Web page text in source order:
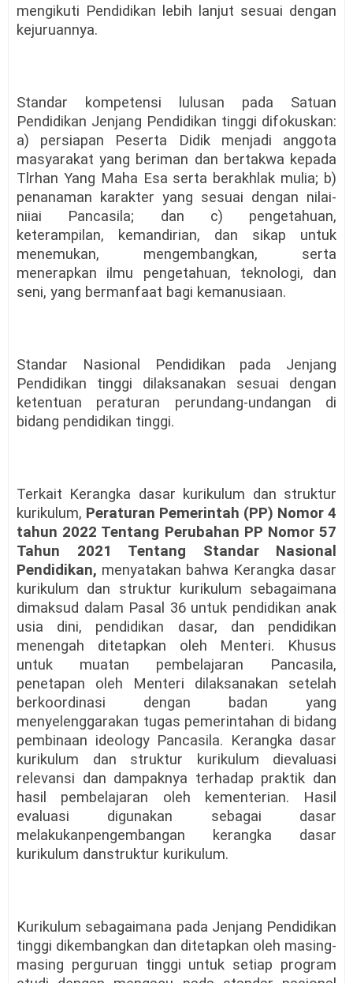
mengikuti Pendidikan lebih lanjut sesuai dengan
kejuruannya.
Standar kompetensi lulusan pada Satuan
Pendidikan Jenjang Pendidikan tinggi difokuskan:
a) persiapan Peserta Didik menjadi anggota
masyarakat yang beriman dan bertakwa kepada
Tlrhan Yang Maha Esa serta berakhlak mulia; b)
penanaman karakter yang sesuai dengan nilai-
niiai Pancasila; dan c) pengetahuan,
keterampilan, kemandirian, dan sikap untuk
menemukan, mengembangkan, serta
menerapkan ilmu pengetahuan, teknologi, dan
seni, yang bermanfaat bagi kemanusiaan.
Standar Nasional Pendidikan pada Jenjang
Pendidikan tinggi dilaksanakan sesuai dengan
ketentuan peraturan perundang-undangan di
bidang pendidikan tinggi.
Terkait Kerangka dasar kurikulum dan struktur
kurikulum, Peraturan Pemerintah (PP) Nomor 4
tahun 2022 Tentang Perubahan PP Nomor 57
Tahun 2021 Tentang Standar Nasional
Pendidikan, menyatakan bahwa Kerangka dasar
kurikulum dan struktur kurikulum sebagaimana
dimaksud dalam Pasal 36 untuk pendidikan anak
usia dini, pendidikan dasar, dan pendidikan
menengah ditetapkan oleh Menteri. Khusus
untuk muatan pembelajaran Pancasila,
penetapan oleh Menteri dilaksanakan setelah
berkoordinasi dengan badan yang
menyelenggarakan tugas pemerintahan di bidang
pembinaan ideology Pancasila. Kerangka dasar
kurikulum dan struktur kurikulum dievaluasi
relevansi dan dampaknya terhadap praktik dan
hasil pembelajaran oleh kementerian. Hasil
evaluasi digunakan sebagai dasar
melakukanpengembangan kerangka dasar
kurikulum danstruktur kurikulum.
Kurikulum sebagaimana pada Jenjang Pendidikan
tinggi dikembangkan dan ditetapkan oleh masing-
masing perguruan tinggi untuk setiap program